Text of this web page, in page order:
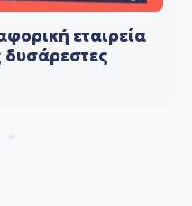
εταιρεία
δυσάρεστες